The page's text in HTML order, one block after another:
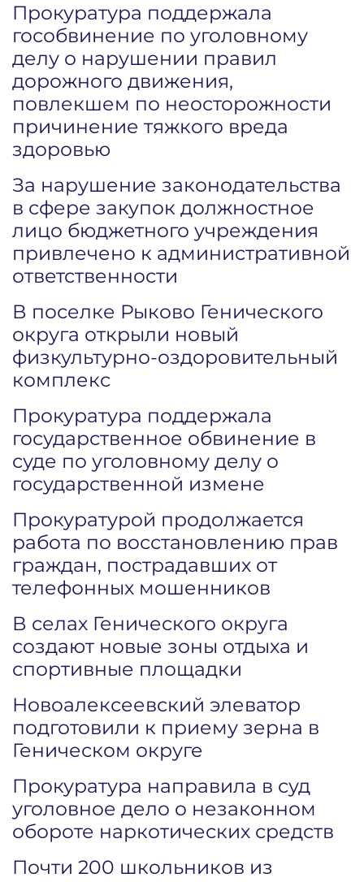
Прокуратура поддержала
гособвинение по уголовному
делу о нарушении правил
дорожного движения,
повлекшем по неосторожности
причинение тяжкого вреда
здоровью
За нарушение законодательства
в сфере закупок должностное
лицо бюджетного учреждения
привлечено к административной
ответственности
В поселке Рыково Генического
округа открыли новый
физкультурно-оздоровительный
комплекс
Прокуратура поддержала
государственное обвинение в
суде по уголовному делу о
государственной измене
Прокуратурой продолжается
работа по восстановлению прав
граждан, пострадавших от
телефонных мошенников
В селах Генического округа
создают новые зоны отдыха и
спортивные площадки
Новоалексеевский элеватор
подготовили к приему зерна в
Геническом округе
Прокуратура направила в суд
уголовное дело о незаконном
обороте наркотических средств
Почти 200 школьников из